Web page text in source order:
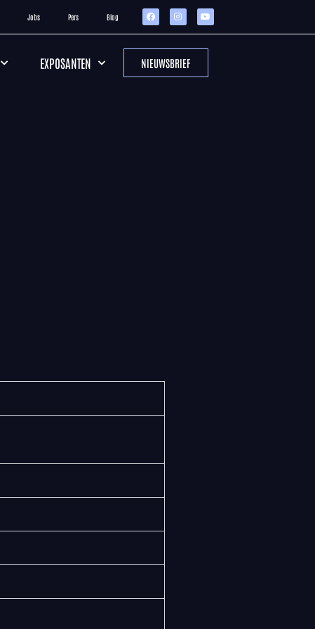
Jobs Pers Blog
EXPOSANTEN NIEUWSBRIEF